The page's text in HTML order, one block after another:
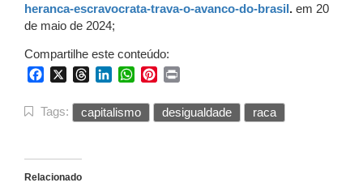
heranca-escravocrata-trava-o-avanco-do-brasil. em 20
de maio de 2024;
Compartilhe este conteúdo:
FacebookThreadsLinkedInWhatsApp
Pinterest
Tags: capitalismo desigualdade raca
Relacionado